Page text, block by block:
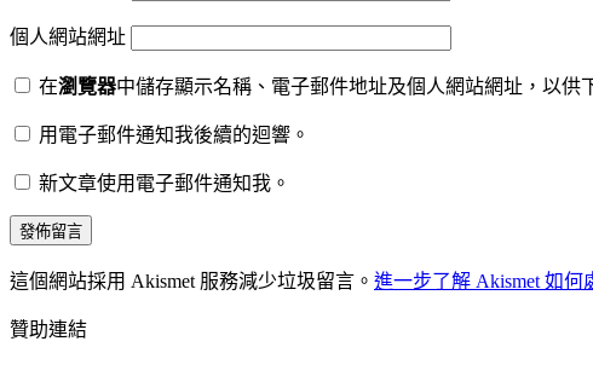
個人網站網址
在瀏覽器中儲存顯示名稱、電子郵件地址及個人網站網址，以供
用電子郵件通知我後續的迴響。
新文章使用電子郵件通知我。
這個網站採用 Akismet 服務減少垃圾留言。 進一步了解 Akismet 如
贊助連結